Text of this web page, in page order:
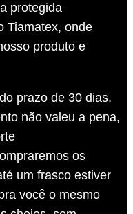
protegida
Tiamatex, onde
produto e
prazo de 30 dias,
não valeu a pena,
os
um frasco estiver
você o mesmo